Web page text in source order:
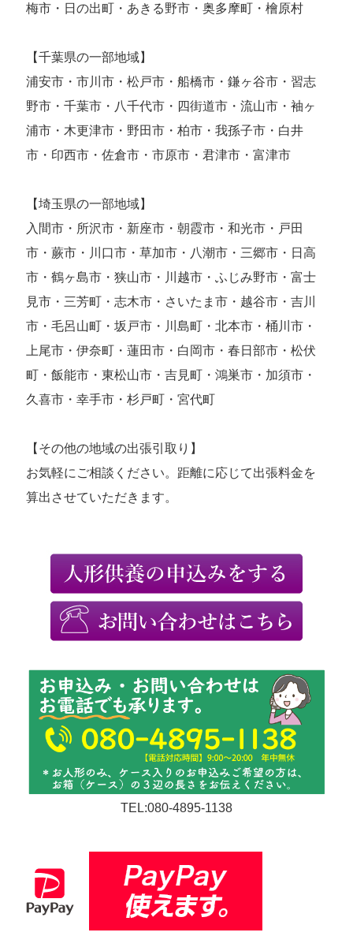
梅市・日の出町・あきる野市・奥多摩町・檜原村
【千葉県の一部地域】
浦安市・市川市・松戸市・船橋市・鎌ヶ谷市・習志
野市・千葉市・八千代市・四街道市・流山市・袖ヶ
浦市・木更津市・野田市・柏市・我孫子市・白井
市・印西市・佐倉市・市原市・君津市・富津市
【埼玉県の一部地域】
入間市・所沢市・新座市・朝霞市・和光市・戸田
市・蕨市・川口市・草加市・八潮市・三郷市・日高
市・鶴ヶ島市・狭山市・川越市・ふじみ野市・富士
見市・三芳町・志木市・さいたま市・越谷市・吉川
市・毛呂山町・坂戸市・川島町・北本市・桶川市・
上尾市・伊奈町・蓮田市・白岡市・春日部市・松伏
町・飯能市・東松山市・吉見町・鴻巣市・加須市・
久喜市・幸手市・杉戸町・宮代町
【その他の地域の出張引取り】
お気軽にご相談ください。距離に応じて出張料金を
算出させていただきます。
TEL:080-4895-1138